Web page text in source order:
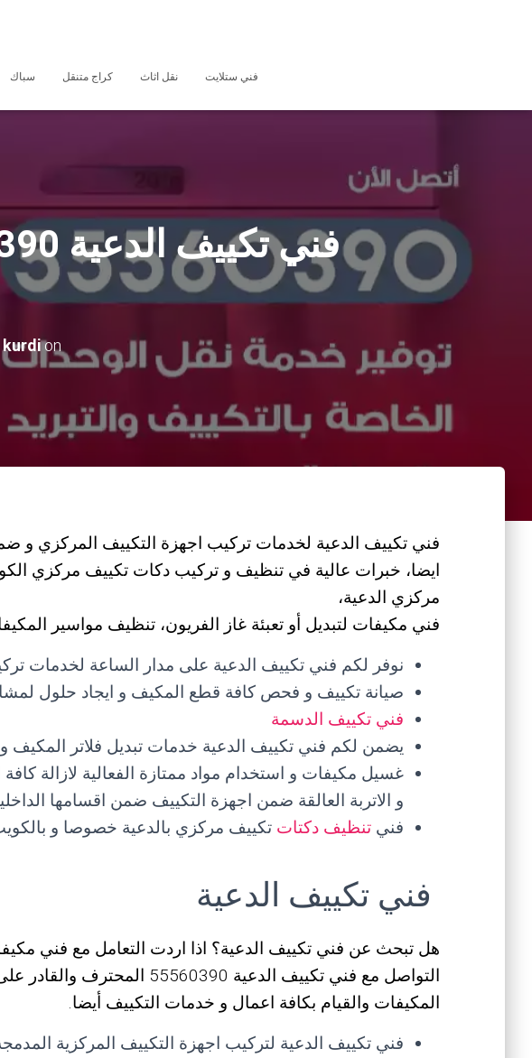
فني ستلايت نقل اثاث كراج متنقل سباك
kurdion
فني تكييف الدعية لخدمات تركيب اجهزة التكييف المركزي و
ايضا، خبرات عالية في تنظيف و تركيب دكات تكييف مركزي
مركزي الدعية،
فني مكيفات لتبديل أو تعبئة غاز الفريون، تنظيف مواسير
نوفر لكم فني تكييف الدعية على مدار الساعة لخدمات
صيانة تكييف و فحص كافة قطع المكيف و ايجاد حلول
فني تكييف الدسمة
يضمن لكم فني تكييف الدعية خدمات تبديل فلاتر المكيف و
غسيل مكيفات و استخدام مواد ممتازة الفعالية لازالة
و الاتربة العالقة ضمن اجهزة التكييف ضمن اقسامها
فني تنظيف دكتات تكييف مركزي بالدعية خصوصا و
فني تكييف الدعية
هل تبحث عن فني تكييف الدعية؟ اذا اردت التعامل مع فني
التواصل مع فني تكييف الدعية
المكيفات والقيام بكافة اعمال و خدمات التكييف أيضا.
فني تكييف الدعية لتركيب اجهزة التكييف المركزية